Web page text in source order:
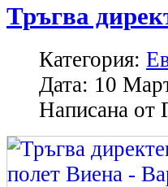
Тръгва
Категория:
Дата: 10
Написана от